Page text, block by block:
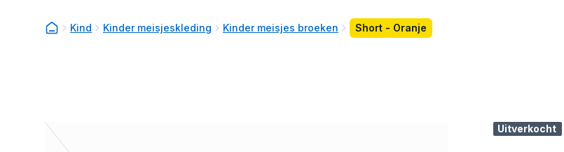
Kind Kinder meisjeskleding Kinder meisjes broeken Short - Oranje
Uitverkocht